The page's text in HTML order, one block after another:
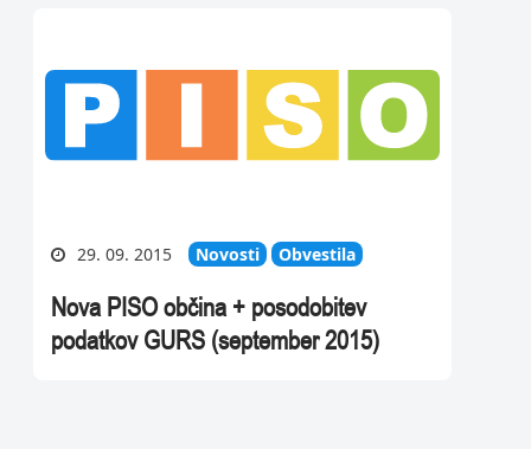
29. 09. 2015 Novosti Obvestila
Nova PISO občina + posodobitev
podatkov GURS (september 2015)